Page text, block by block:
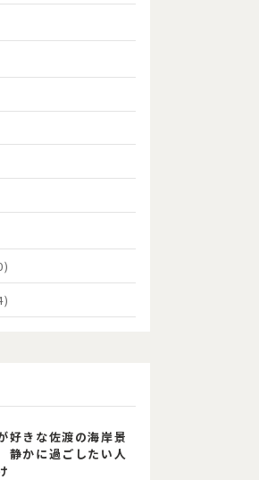
好きな佐渡の海岸景
かに過ごしたい人